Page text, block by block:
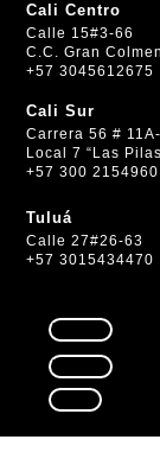
Cali Centro
Calle 15#3-66
C.C. Gran
+57 3045612675
Cali Sur
Carrera 56 #
Local 7 “Las
+57 300 2154960
Tuluá
Calle 27#26-63
+57 3015434470
Seguir
Seguir
Seguir